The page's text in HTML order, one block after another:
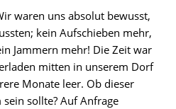
waren uns absolut bewusst,
kein Aufschieben mehr,
Jammern mehr! Die Zeit war
mitten in unserem Dorf
Monate leer. Ob dieser
sollte? Auf Anfrage